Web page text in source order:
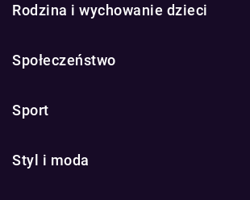
Rodzina i wychowanie dzieci
Społeczeństwo
Sport
Styl i moda